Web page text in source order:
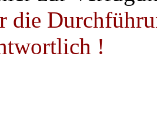
die
!